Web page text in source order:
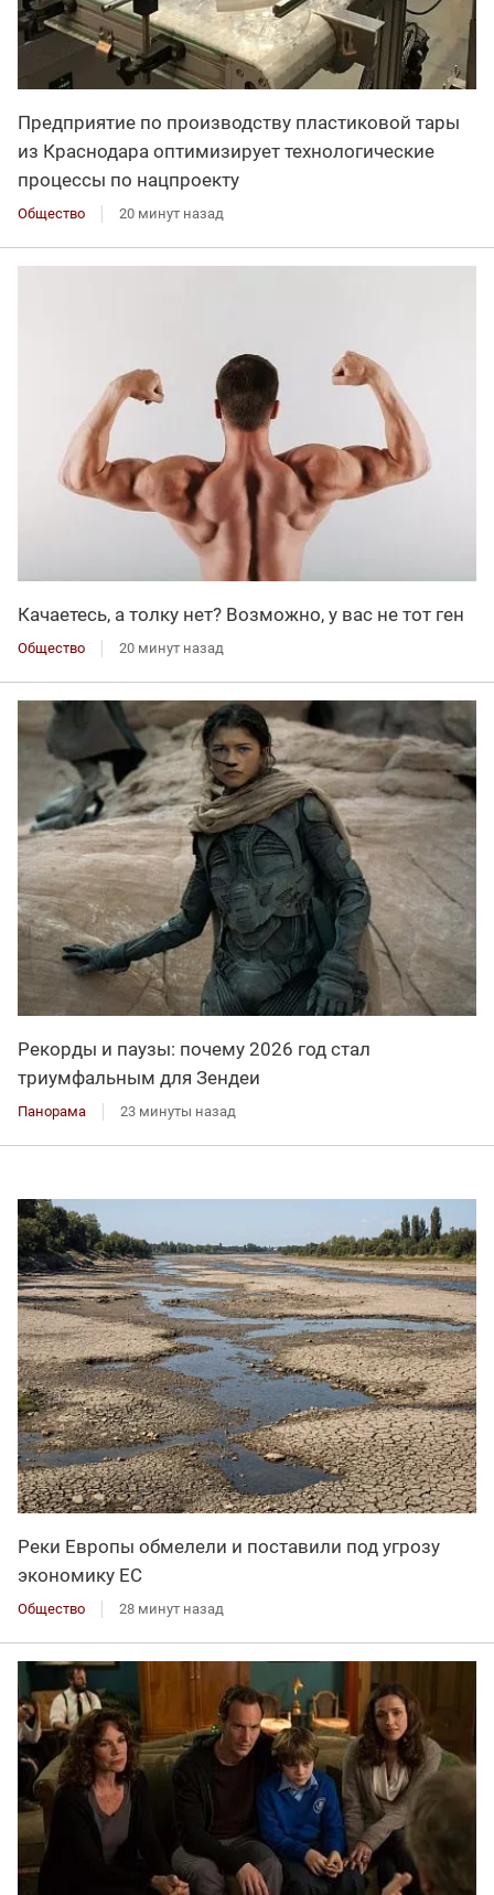
Предприятие по производству пластиковой тары
из Краснодара оптимизирует технологические
процессы по нацпроекту
Общество 20 минут назад
Качаетесь, а толку нет? Возможно, у вас не тот ген
Общество 20 минут назад
Рекорды и паузы: почему 2026 год стал
триумфальным для Зендеи
Панорама 23 минуты назад
Реки Европы обмелели и поставили под угрозу
экономику ЕС
Общество 28 минут назад